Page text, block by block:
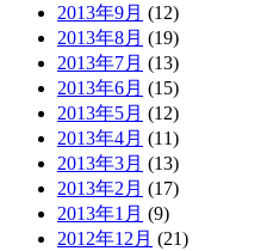
2013年9月 (12)
2013年8月 (19)
2013年7月 (13)
2013年6月 (15)
2013年5月 (12)
2013年4月 (11)
2013年3月 (13)
2013年2月 (17)
2013年1月 (9)
2012年12月 (21)